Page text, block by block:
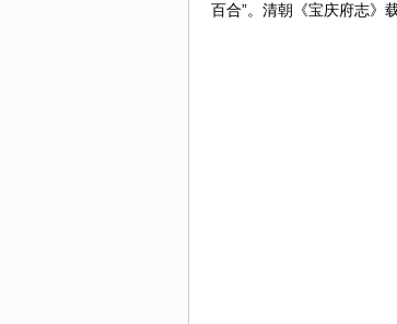
百合”。清朝《宝庆府志》